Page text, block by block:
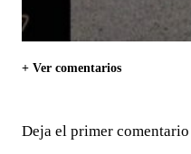
+ Ver comentarios
Deja el primer comentario